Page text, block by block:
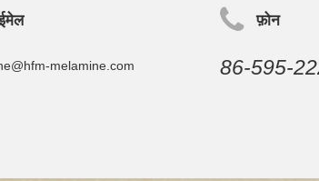
melamine.com
फ़ोन
86-595-